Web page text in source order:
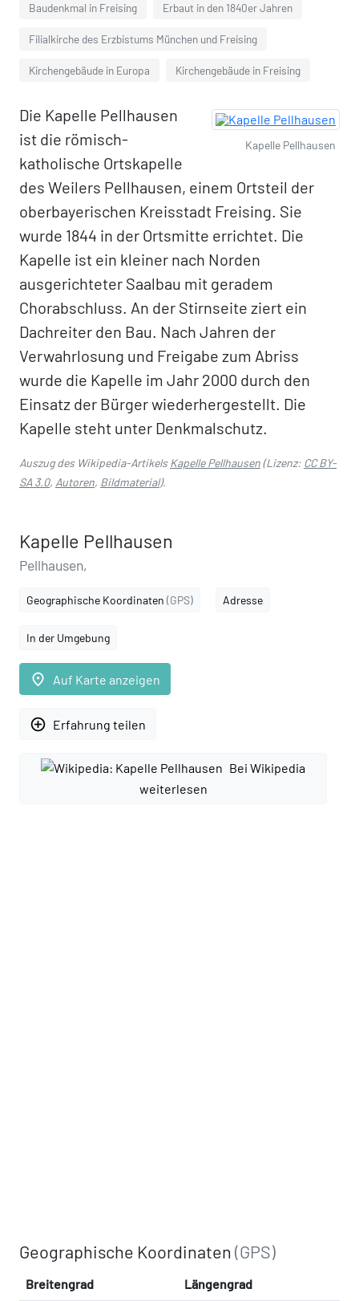
Baudenkmal in Freising Erbaut in den 1840er Jahren
Filialkirche des Erzbistums München und Freising
Kirchengebäude in Europa Kirchengebäude in Freising
Kapelle Pellhausen
Die Kapelle Pellhausen
ist die römisch-
katholische Ortskapelle
des Weilers Pellhausen, einem Ortsteil der
oberbayerischen Kreisstadt Freising. Sie
wurde 1844 in der Ortsmitte errichtet. Die
Kapelle ist ein kleiner nach Norden
ausgerichteter Saalbau mit geradem
Chorabschluss. An der Stirnseite ziert ein
Dachreiter den Bau. Nach Jahren der
Verwahrlosung und Freigabe zum Abriss
wurde die Kapelle im Jahr 2000 durch den
Einsatz der Bürger wiederhergestellt. Die
Kapelle steht unter Denkmalschutz.
Auszug des Wikipedia-ArtikelsKapelle Pellhausen(Lizenz: CC BY-
SA 3.0, Autoren, Bildmaterial).
Kapelle Pellhausen
Pellhausen,
Geographische Koordinaten (GPS) Adresse
In der Umgebung
place Auf Karte anzeigen
add_circle_outline Erfahrung teilen
Bei Wikipedia
weiterlesen
Geographische Koordinaten(GPS)
Breitengrad Längengrad